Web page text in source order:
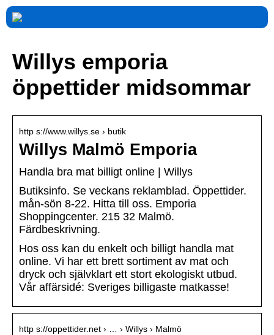
Willys emporia
öppettider midsommar
http s://www.willys.se › butik
Willys Malmö Emporia
Handla bra mat billigt online | Willys
Butiksinfo. Se veckans reklamblad. Öppettider.
mån-sön 8-22. Hitta till oss. Emporia
Shoppingcenter. 215 32 Malmö.
Färdbeskrivning.
Hos oss kan du enkelt och billigt handla mat
online. Vi har ett brett sortiment av mat och
dryck och självklart ett stort ekologiskt utbud.
Vår affärsidé: Sveriges billigaste matkasse!
http s://oppettider.net › … › Willys › Malmö